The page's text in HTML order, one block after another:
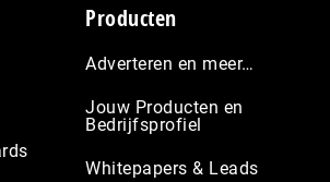
Producten
Adverteren en meer…
Jouw Producten en
Bedrijfsprofiel
Whitepapers & Leads